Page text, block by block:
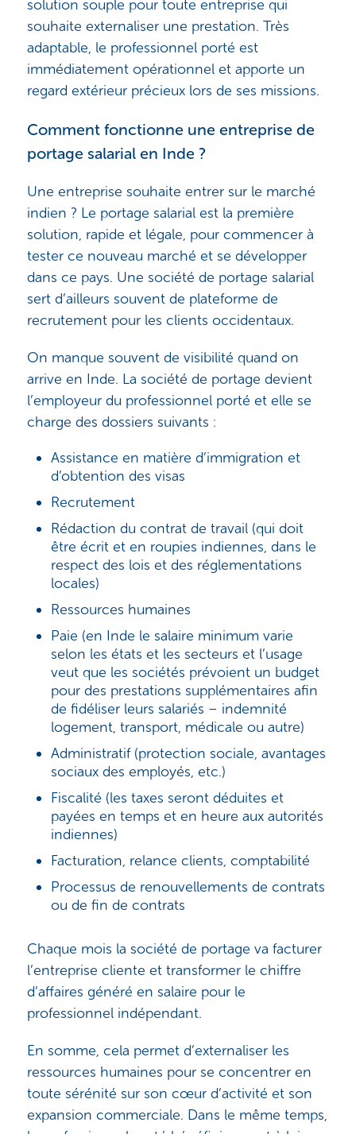
solution souple pour toute entreprise qui
souhaite externaliser une prestation. Très
adaptable, le professionnel porté est
immédiatement opérationnel et apporte un
regard extérieur précieux lors de ses missions.
Comment fonctionne une entreprise de
portage salarial en Inde ?
Une entreprise souhaite entrer sur le marché
indien ? Le portage salarial est la première
solution, rapide et légale, pour commencer à
tester ce nouveau marché et se développer
dans ce pays. Une société de portage salarial
sert d’ailleurs souvent de plateforme de
recrutement pour les clients occidentaux.
On manque souvent de visibilité quand on
arrive en Inde. La société de portage devient
l’employeur du professionnel porté et elle se
charge des dossiers suivants :
Assistance en matière d’immigration et
d’obtention des visas
Recrutement
Rédaction du contrat de travail (qui doit
être écrit et en roupies indiennes, dans le
respect des lois et des réglementations
locales)
Ressources humaines
Paie (en Inde le salaire minimum varie
selon les états et les secteurs et l’usage
veut que les sociétés prévoient un budget
pour des prestations supplémentaires afin
de fidéliser leurs salariés – indemnité
logement, transport, médicale ou autre)
Administratif (protection sociale, avantages
sociaux des employés, etc.)
Fiscalité (les taxes seront déduites et
payées en temps et en heure aux autorités
indiennes)
Facturation, relance clients, comptabilité
Processus de renouvellements de contrats
ou de fin de contrats
Chaque mois la société de portage va facturer
l’entreprise cliente et transformer le chiffre
d’affaires généré en salaire pour le
professionnel indépendant.
En somme, cela permet d’externaliser les
ressources humaines pour se concentrer en
toute sérénité sur son cœur d’activité et son
expansion commerciale. Dans le même temps,